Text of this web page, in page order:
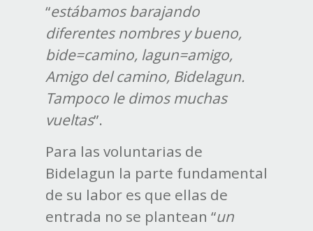
“estábamos barajando
diferentes nombres y bueno,
bide=camino, lagun=amigo,
Amigo del camino, Bidelagun.
Tampoco le dimos muchas
vueltas”.
Para las voluntarias de
Bidelagun la parte fundamental
de su labor es que ellas de
entrada no se plantean “un